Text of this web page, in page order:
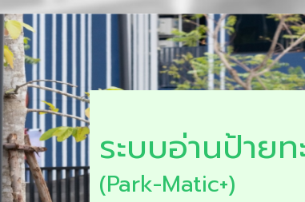
ระบบอ่านป้าย
(Park-Matic+)